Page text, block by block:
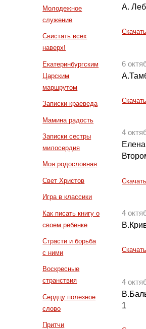
Молодежное
служение
Свистать всех
наверх!
Екатеринбургским
Царским
маршрутом
Записки краеведа
Мамина радость
Записки сестры
милосердия
Моя родословная
Свет Христов
Игра в классики
Как писать книгу о
своем ребенке
Страсти и борьба
с ними
Воскресные
странствия
Сердцу полезное
слово
Притчи
А.
6
4
4
4
1